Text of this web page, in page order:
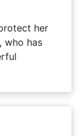
her
who has